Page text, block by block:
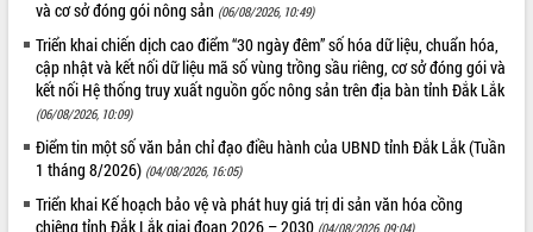
ứng để giữ vững thị trường xuất khẩu
Diễn đàn Kinh tế tư nhân Việt Nam đột
phá cơ chế - Hợp tác công tư
Đề án 06 tạo bước ngoặt đột phá trong
cải cách hành chính tỉnh Đắk Lắk
Kết nối tour, đẩy mạnh chuyển đổi số
để phát triển du lịch Đắk Lắk
Khởi động Dự án Đầu tư xây dựng hạ
và cơ sở đóng gói nông sản (06/08/2026, 10:49)
Triển khai chiến dịch cao điểm “30 ngày đêm” số hóa dữ liệu, chuẩn hóa,
cập nhật và kết nối dữ liệu mã số vùng trồng sầu riêng, cơ sở đóng gói và
kết nối Hệ thống truy xuất nguồn gốc nông sản trên địa bàn tỉnh Đắk Lắk
(06/08/2026, 10:09)
Điểm tin một số văn bản chỉ đạo điều hành của UBND tỉnh Đắk Lắk (Tuần
1 tháng 8/2026) (04/08/2026, 16:05)
Triển khai Kế hoạch bảo vệ và phát huy giá trị di sản văn hóa cồng
chiêng tỉnh Đắk Lắk giai đoạn 2026 – 2030 (04/08/2026, 09:04)